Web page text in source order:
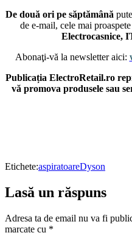
De două ori pe săptămână
de e-mail, cele mai
Electrocasnice,
Abonaţi-vă la newsletter aici:
Publicația ElectroRetail.ro
vă promova produsele sau
Etichete:aspiratoareDyson
Lasă un răspuns
Adresa ta de email nu va fi
marcate cu *